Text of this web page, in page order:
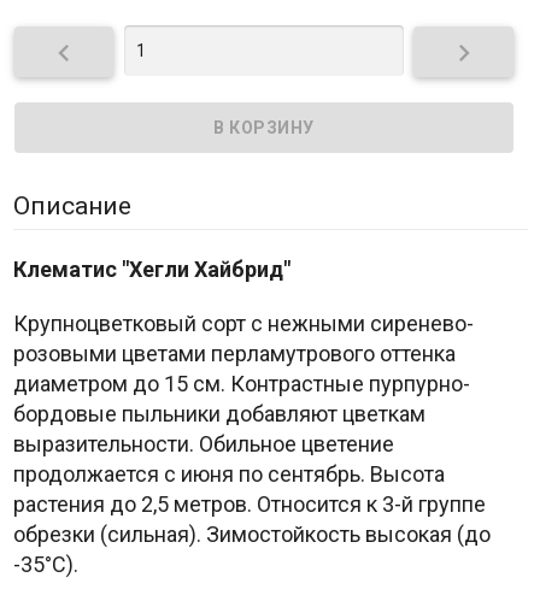
 
Описание
Клематис "Хегли Хайбрид"
Крупноцветковый сорт с нежными сиренево-
розовыми цветами перламутрового оттенка
диаметром до 15 см. Контрастные пурпурно-
бордовые пыльники добавляют цветкам
выразительности. Обильное цветение
продолжается с июня по сентябрь. Высота
растения до 2,5 метров. Относится к 3-й группе
обрезки (сильная). Зимостойкость высокая (до
-35°C).